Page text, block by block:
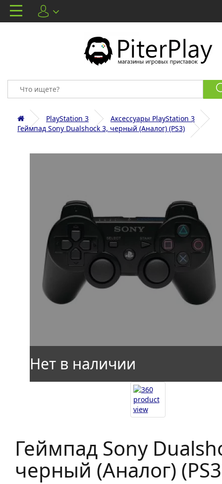
PlayStation 3
Аксессуары PlayStation 3
Геймпад Sony Dualshock 3, черный (Аналог) (PS3)
Геймпад Sony
черный (Аналог)